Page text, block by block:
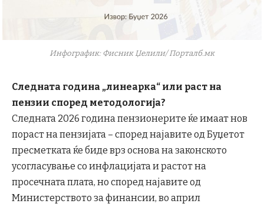
Инфографик: Фисник Џелили/ Порталб.мк
Следната година „линеарка“ или раст на
пензии според методологија?
Следната 2026 година пензионерите ќе имаат нов
пораст на пензијата – според најавите од Буџетот
пресметката ќе биде врз основа на законското
усогласување со инфлацијата и растот на
просечната плата, но според најавите од
Министерството за финансии, во април